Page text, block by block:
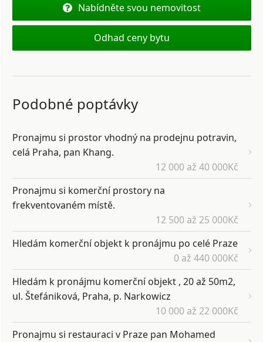
Nabídněte svou nemovitost
Odhad ceny bytu
Podobné poptávky
Pronajmu si prostor vhodný na prodejnu potravin,
celá Praha, pan Khang.
12 000 až 40 000Kč
Pronajmu si komerční prostory na
frekventovaném místě.
12 500 až 25 000Kč
Hledám komerční objekt k pronájmu po celé Praze
0 až 440 000Kč
Hledám k pronájmu komerční objekt , 20 až 50m2,
ul. Štefániková, Praha, p. Narkowicz
10 000 až 22 000Kč
Pronajmu si restauraci v Praze pan Mohamed